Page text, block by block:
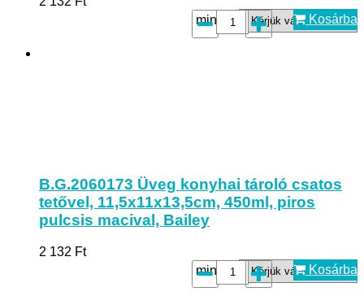
minta*:
Kosárba
B.G.2060173 Üveg konyhai tároló csatos
tetővel, 11,5x11x13,5cm, 450ml, piros
pulcsis macival, Bailey
2 132 Ft
minta*:
Kosárba